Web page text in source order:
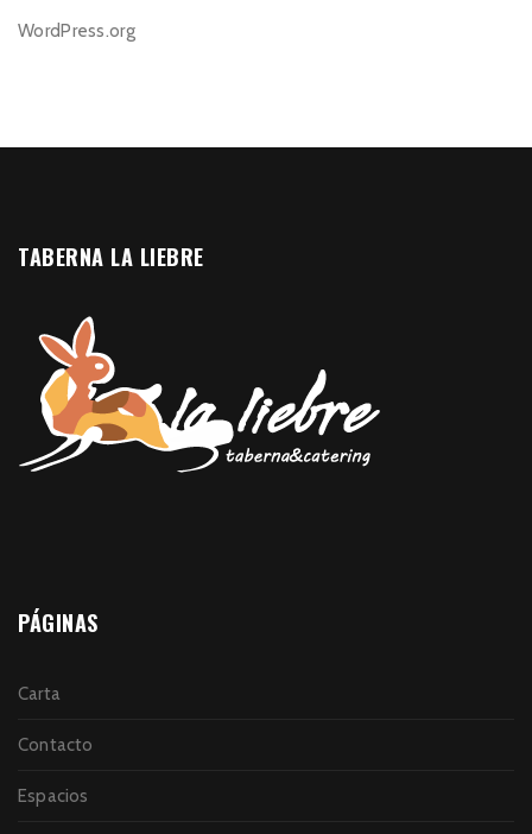
WordPress.org
TABERNA LA LIEBRE
PÁGINAS
Carta
Contacto
Espacios